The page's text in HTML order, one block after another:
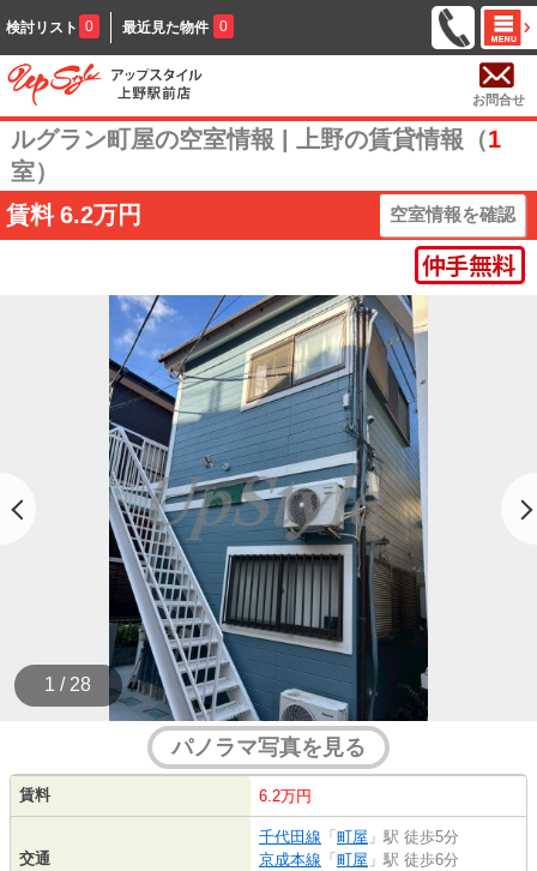
検討リスト 0 最近見た物件 0
お問合せ
ルグラン町屋の空室情報 | 上野の賃貸情報（1
室）
賃料 6.2万円 空室情報を確認
1 / 28
パノラマ写真を見る
賃料 6.2万円
交通
千代田線 「 町屋 」駅 徒歩5分
京成本線 「 町屋 」駅 徒歩6分